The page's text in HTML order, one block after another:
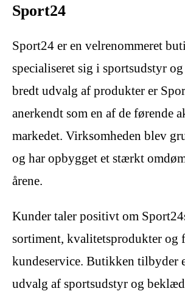
Sport24
Sport24 er en velrenommeret
specialiseret sig i sportsudstyr
bredt udvalg af produkter er
anerkendt som en af de førende
markedet. Virksomheden blev
og har opbygget et stærkt
årene.
Kunder taler positivt om
sortiment, kvalitetsprodukter og
kundeservice. Butikken tilbyder
udvalg af sportsudstyr og